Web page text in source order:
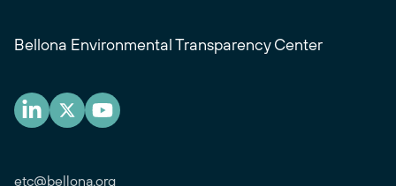
Bellona Environmental Transparency Center
etc@bellona.org